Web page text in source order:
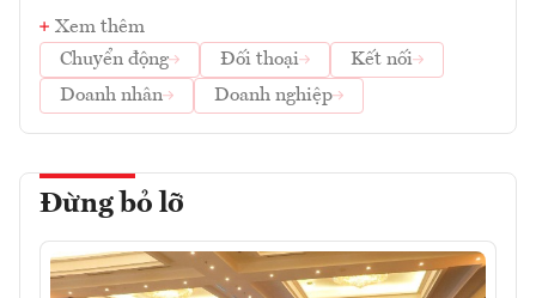
Xem thêm
Chuyển động
Đối thoại
Kết nối
Doanh nhân
Doanh nghiệp
Đừng bỏ lỡ